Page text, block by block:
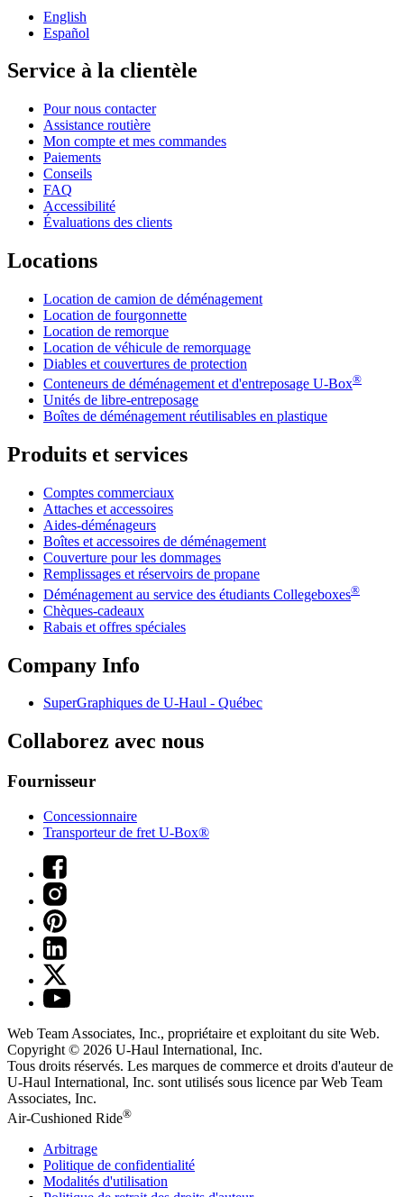
English
Español
Service à la clientèle
Pour nous contacter
Assistance routière
Mon compte et mes commandes
Paiements
Conseils
FAQ
Accessibilité
Évaluations des clients
Locations
Location de camion de déménagement
Location de fourgonnette
Location de remorque
Location de véhicule de remorquage
Diables et couvertures de protection
Conteneurs de déménagement et d'entreposage U-Box®
Unités de libre-entreposage
Boîtes de déménagement réutilisables en plastique
Produits et services
Comptes commerciaux
Attaches et accessoires
Aides-déménageurs
Boîtes et accessoires de déménagement
Couverture pour les dommages
Remplissages et réservoirs de propane
Déménagement au service des étudiants Collegeboxes®
Chèques-cadeaux
Rabais et offres spéciales
Company Info
SuperGraphiques de U-Haul - Québec
Collaborez avec nous
Fournisseur
Concessionnaire
Transporteur de fret U-Box®
Web Team Associates, Inc., propriétaire et exploitant du site Web.
Copyright © 2026 U-Haul International, Inc.
Tous droits réservés. Les marques de commerce et droits d'auteur de
U-Haul International, Inc. sont utilisés sous licence par Web Team
Associates, Inc.
Air-Cushioned Ride®
Arbitrage
Politique de confidentialité
Modalités d'utilisation